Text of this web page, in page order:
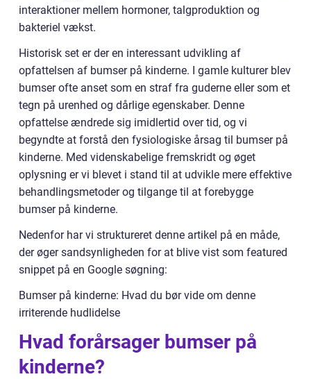
interaktioner mellem hormoner, talgproduktion og
bakteriel vækst.
Historisk set er der en interessant udvikling af
opfattelsen af bumser på kinderne. I gamle kulturer blev
bumser ofte anset som en straf fra guderne eller som et
tegn på urenhed og dårlige egenskaber. Denne
opfattelse ændrede sig imidlertid over tid, og vi
begyndte at forstå den fysiologiske årsag til bumser på
kinderne. Med videnskabelige fremskridt og øget
oplysning er vi blevet i stand til at udvikle mere effektive
behandlingsmetoder og tilgange til at forebygge
bumser på kinderne.
Nedenfor har vi struktureret denne artikel på en måde,
der øger sandsynligheden for at blive vist som featured
snippet på en Google søgning:
Bumser på kinderne: Hvad du bør vide om denne
irriterende hudlidelse
Hvad forårsager bumser på
kinderne?